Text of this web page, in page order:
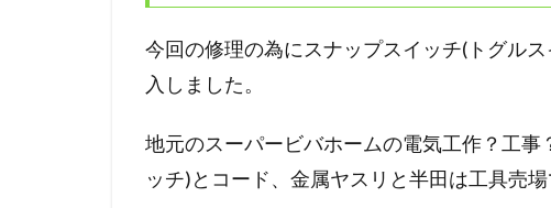
今回の修理の為にスナップスイッチ(トグル
入しました。
地元のスーパービバホームの電気工作？工
ッチ)とコード、金属ヤスリと半田は工具売場